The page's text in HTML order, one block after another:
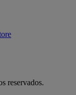
reservados.